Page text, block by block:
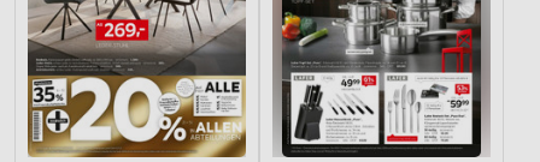
Notwendig
Performance
Funktional